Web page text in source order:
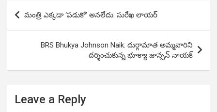
Post
navigation
మంత్రి ఎక్కడా ‘పడుకో’ అనలేదు: సురేఖ లాయర్
BRS Bhukya Johnson Naik: దుర్గామాత అమ్మవారిని
దర్శించుకున్న భూక్యా జాన్సన్ నాయక్
Leave a Reply